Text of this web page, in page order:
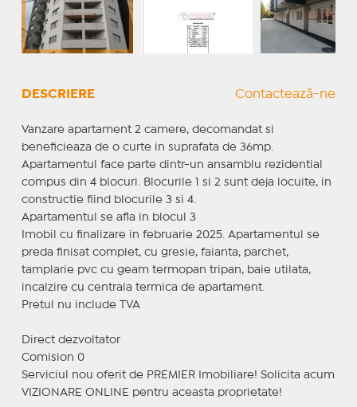
DESCRIERE Contactează-ne
Vanzare apartament 2 camere, decomandat si
beneficieaza de o curte in suprafata de 36mp.
Apartamentul face parte dintr-un ansamblu rezidential
compus din 4 blocuri. Blocurile 1 si 2 sunt deja locuite, in
constructie fiind blocurile 3 si 4.
Apartamentul se afla in blocul 3
Imobil cu finalizare in februarie 2025. Apartamentul se
preda finisat complet, cu gresie, faianta, parchet,
tamplarie pvc cu geam termopan tripan, baie utilata,
incalzire cu centrala termica de apartament.
Pretul nu include TVA
Direct dezvoltator
Comision 0
Serviciul nou oferit de PREMIER Imobiliare! Solicita acum
VIZIONARE ONLINE pentru aceasta proprietate!